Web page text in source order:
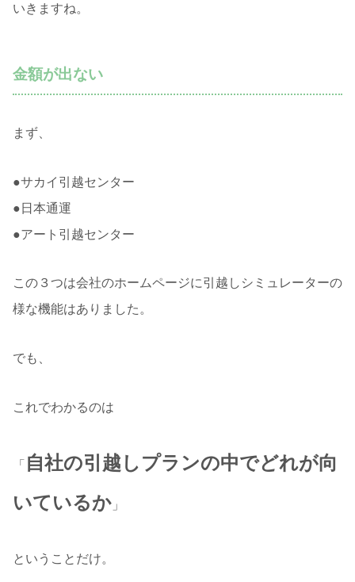
いきますね。
金額が出ない
まず、
●サカイ引越センター
●日本通運
●アート引越センター
この３つは会社のホームページに引越しシミュレーターの
様な機能はありました。
でも、
これでわかるのは
「 自社の引越しプランの中でどれが向
いているか 」
ということだけ。